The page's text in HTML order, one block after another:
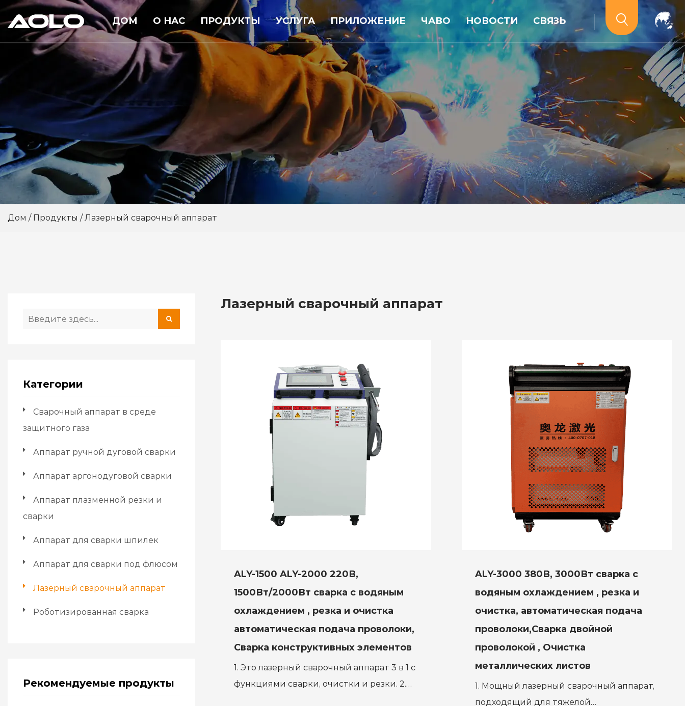
ДОМ О НАС ПРОДУКТЫ УСЛУГА ПРИЛОЖЕНИЕ ЧАВО НОВОСТИ СВЯЗЬ
Дом / Продукты /Лазерный сварочный аппарат
Категории
Сварочный аппарат в среде
защитного газа
Аппарат ручной дуговой сварки
Аппарат аргонодуговой сварки
Аппарат плазменной резки и
сварки
Аппарат для сварки шпилек
Аппарат для сварки под флюсом
Лазерный сварочный аппарат
Роботизированная сварка
Рекомендуемые продукты
Лазерный сварочный аппарат
ALY-1500 ALY-2000 220В,
1500Вт/2000Вт сварка с водяным
охлаждением , резка и очистка
автоматическая подача проволоки,
Сварка конструктивных элементов
1. Это лазерный сварочный аппарат 3 в 1 с
функциями сварки, очистки и резки. 2.
ALY-3000 380В, 3000Вт сварка с
водяным охлаждением , резка и
очистка, автоматическая подача
проволоки,Сварка двойной
проволокой , Очистка
металлических листов
1. Мощный лазерный сварочный аппарат,
подходящий для тяжелой